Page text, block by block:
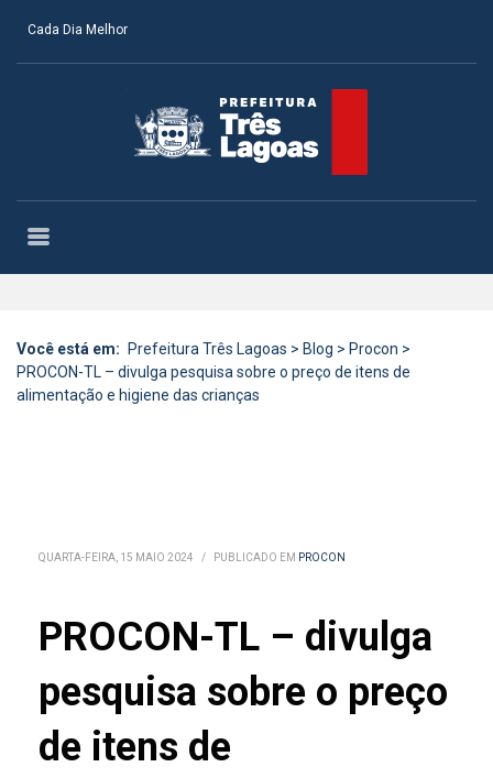
Cada Dia Melhor
Você está em: Prefeitura Três Lagoas > Blog > Procon >
PROCON-TL – divulga pesquisa sobre o preço de itens de
alimentação e higiene das crianças
QUARTA-FEIRA, 15 MAIO 2024 / PUBLICADO EM PROCON
PROCON-TL – divulga
pesquisa sobre o preço
de itens de